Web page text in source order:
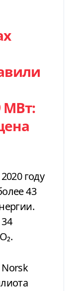
МВт:
году
43